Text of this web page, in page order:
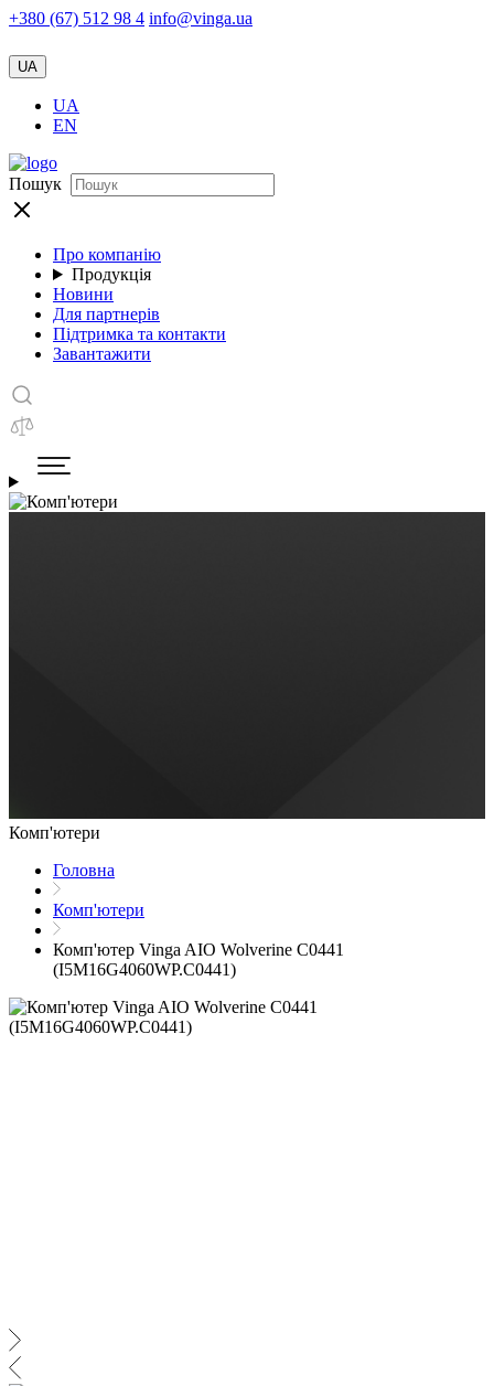
+380 (67) 512 98 4 info@vinga.ua
UA
UA
EN
Пошук
Про компанію
Продукція
Новини
Для партнерів
Підтримка та контакти
Завантажити
Комп'ютери
Головна
Комп'ютери
Комп'ютер Vinga AIO Wolverine C0441
(I5M16G4060WP.C0441)